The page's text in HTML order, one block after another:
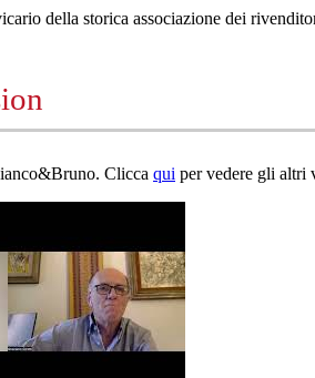
della storica associazione dei
Clicca qui per vedere gli altri